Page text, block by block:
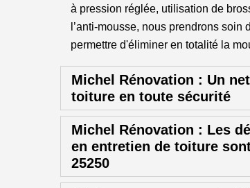
à pression réglée, utilisation de
l’anti-mousse, nous prendrons
permettre d'éliminer en totalité la
Michel Rénovation : Un
toiture en toute sécurité
Michel Rénovation : Les
en entretien de toiture
25250